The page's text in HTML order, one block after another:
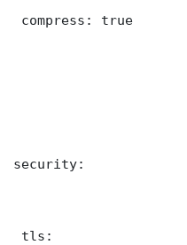
compress: true
security:
tls: